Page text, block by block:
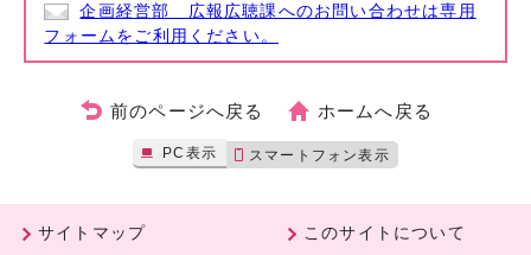
企画経営部 広報広聴課へのお問い合わせは専用
フォームをご利用ください。
前のページへ戻る ホームへ戻る
PC表示 スマートフォン表示
サイトマップ
このサイトについて